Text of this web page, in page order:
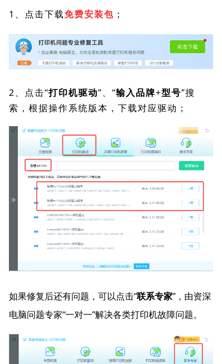
1、点击下载免费安装包 ；
2、点击“打印机驱动”、“输入品牌+型号”搜
索，根据操作系统版本，下载对应驱动；
如果修复后还有问题，可以点击“联系专家”，由资深
电脑问题专家“一对一”解决各类打印机故障问题。